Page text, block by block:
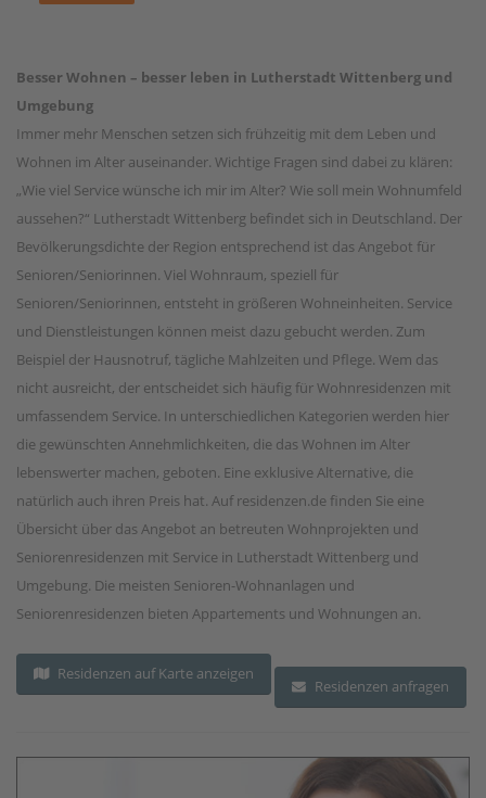
Besser Wohnen – besser leben in Lutherstadt Wittenberg und
Umgebung
Immer mehr Menschen setzen sich frühzeitig mit dem Leben und
Wohnen im Alter auseinander. Wichtige Fragen sind dabei zu klären:
„Wie viel Service wünsche ich mir im Alter? Wie soll mein Wohnumfeld
aussehen?“ Lutherstadt Wittenberg befindet sich in Deutschland. Der
Bevölkerungsdichte der Region entsprechend ist das Angebot für
Senioren/Seniorinnen. Viel Wohnraum, speziell für
Senioren/Seniorinnen, entsteht in größeren Wohneinheiten. Service
und Dienstleistungen können meist dazu gebucht werden. Zum
Beispiel der Hausnotruf, tägliche Mahlzeiten und Pflege. Wem das
nicht ausreicht, der entscheidet sich häufig für Wohnresidenzen mit
umfassendem Service. In unterschiedlichen Kategorien werden hier
die gewünschten Annehmlichkeiten, die das Wohnen im Alter
lebenswerter machen, geboten. Eine exklusive Alternative, die
natürlich auch ihren Preis hat. Auf residenzen.de finden Sie eine
Übersicht über das Angebot an betreuten Wohnprojekten und
Seniorenresidenzen mit Service in Lutherstadt Wittenberg und
Umgebung. Die meisten Senioren-Wohnanlagen und
Seniorenresidenzen bieten Appartements und Wohnungen an.
Residenzen auf Karte anzeigen
Residenzen anfragen